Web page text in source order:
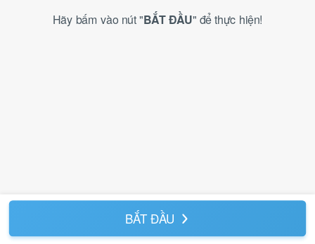
Hãy bấm vào nút "BẮT ĐẦU" để thực hiện!
BẮT ĐẦU